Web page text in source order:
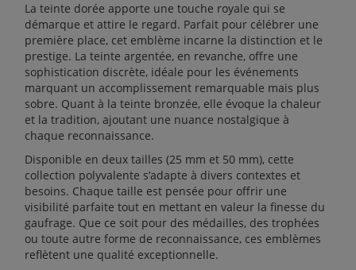
La teinte dorée apporte une touche royale qui se
démarque et attire le regard. Parfait pour célébrer une
première place, cet emblème incarne la distinction et le
prestige. La teinte argentée, en revanche, offre une
sophistication discrète, idéale pour les événements
marquant un accomplissement remarquable mais plus
sobre. Quant à la teinte bronzée, elle évoque la chaleur
et la tradition, ajoutant une nuance nostalgique à
chaque reconnaissance.
Disponible en deux tailles (25 mm et 50 mm), cette
collection polyvalente s’adapte à divers contextes et
besoins. Chaque taille est pensée pour offrir une
visibilité parfaite tout en mettant en valeur la finesse du
gaufrage. Que ce soit pour des médailles, des trophées
ou toute autre forme de reconnaissance, ces emblèmes
reflètent une qualité exceptionnelle.